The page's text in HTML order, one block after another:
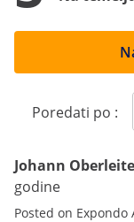
Poredati po :
Johann
godine
Posted on Expondo